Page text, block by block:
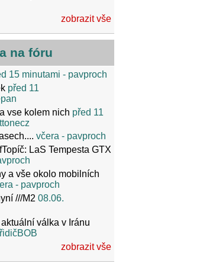
zobrazit vše
na fóru
15 minutami - pavproch
před 11
vse kolem nich před 11
včera - pavproch
LaS Tempesta GTX
a vše okolo mobilních
- pavproch
///M2 08.06.
válka v Iránu
zobrazit vše